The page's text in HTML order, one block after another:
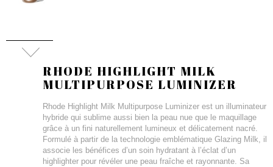
RHODE HIGHLIGHT MILK
MULTIPURPOSE LUMINIZER
Rhode Highlight Milk Multipurpose Luminizer est un illuminateur
hybride qui sublime aussi bien la peau nue que le maquillage
grâce à un fini naturellement lumineux et délicatement nacré.
Formulé à partir de la technologie emblématique Glazing Milk, il
associe les bénéfices d’un soin hydratant à l’éclat d’un
highlighter pour révéler une peau fraîche et rayonnante. Sa